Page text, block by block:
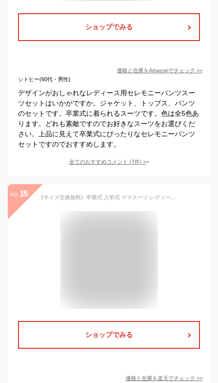
ショップでみる
価格と在庫をAmazonでチェック >>
シトヒー(60代・男性)
デザインがおしゃれなレディース用セレモニーパンツスー
ツセットはいかがですか。ジャケット、トップス、パンツ
のセットです。卒業式に着られるスーツです。色は全5色あ
ります。どれも素敵ですのでお好きなスーツをお選びくだ
さい。上品に見えて卒業式にぴったりなセレモニーパンツ
セットですのでおすすめします。
全てのおすすめコメント (7件) >
no. 15 《サイズ交換無料》卒業式 入学式 ママスーツ レディース パンツスーツ セットアップ セレモニースーツ フォーマルスーツ S-8L 洗える コサージュ付 大きいサイズ ニッセン cm0 お宮参り七五三 参観日 結婚式
ショップでみる
価格と在庫を楽天でチェック >>